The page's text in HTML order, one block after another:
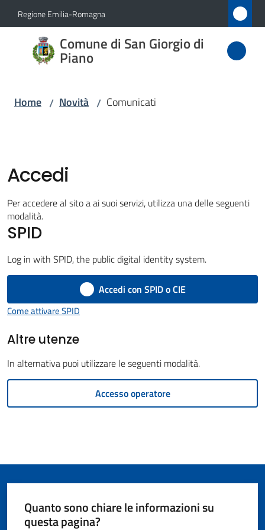
Vai al contenuto
Vai alla navigazione
Vai al footer
Regione Emilia-Romagna
Comune di San Giorgio di
Piano
Comune
di San
Novità
Menu selezionato
Servizi
San
Giorgio
Piano
Trasparente
o
Home / Novità / Comunicati
Accedi
Per accedere al sito a ai suoi servizi, utilizza una delle seguenti
modalità.
SPID
Log in with SPID, the public digital identity system.
Accedi con SPID o CIE
Come attivare SPID
Altre utenze
In alternativa puoi utilizzare le seguenti modalità.
Accesso operatore
Quanto sono chiare le informazioni su
questa pagina?